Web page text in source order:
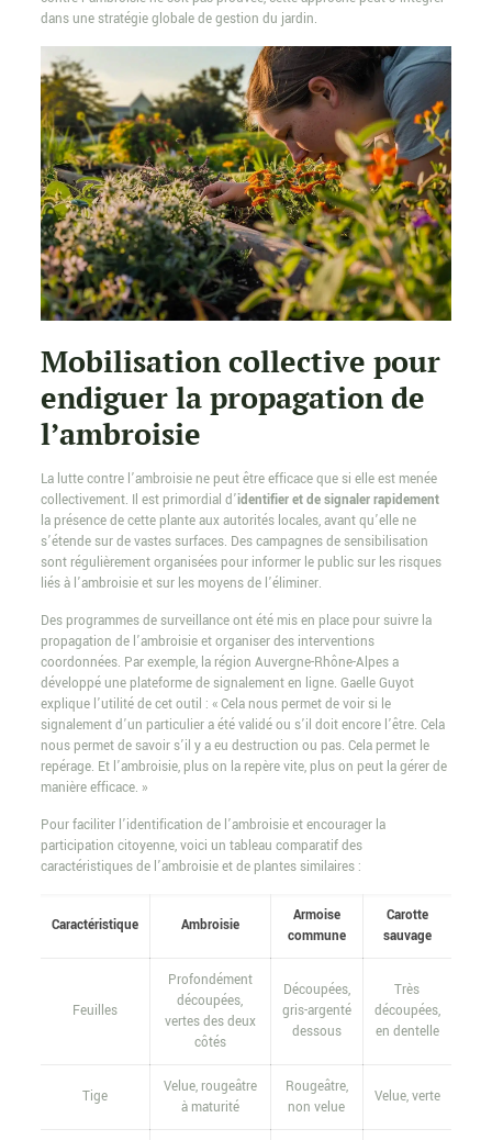
dans une stratégie globale de gestion du jardin.
Mobilisation collective pour
endiguer la propagation de
l’ambroisie
La lutte contre l’ambroisie ne peut être efficace que si elle est menée
collectivement. Il est primordial d’identifier et de signaler rapidement
la présence de cette plante aux autorités locales, avant qu’elle ne
s’étende sur de vastes surfaces. Des campagnes de sensibilisation
sont régulièrement organisées pour informer le public sur les risques
liés à l’ambroisie et sur les moyens de l’éliminer.
Des programmes de surveillance ont été mis en place pour suivre la
propagation de l’ambroisie et organiser des interventions
coordonnées. Par exemple, la région Auvergne-Rhône-Alpes a
développé une plateforme de signalement en ligne. Gaelle Guyot
explique l’utilité de cet outil : « Cela nous permet de voir si le
signalement d’un particulier a été validé ou s’il doit encore l’être. Cela
nous permet de savoir s’il y a eu destruction ou pas. Cela permet le
repérage. Et l’ambroisie, plus on la repère vite, plus on peut la gérer de
manière efficace. »
Pour faciliter l’identification de l’ambroisie et encourager la
participation citoyenne, voici un tableau comparatif des
caractéristiques de l’ambroisie et de plantes similaires :
Caractéristique Ambroisie
Armoise
commune
Carotte
sauvage
Feuilles
Profondément
découpées,
vertes des deux
côtés
Découpées,
gris-argenté
dessous
Très
découpées,
en dentelle
Tige
Velue, rougeâtre
à maturité
Rougeâtre,
non velue
Velue, verte